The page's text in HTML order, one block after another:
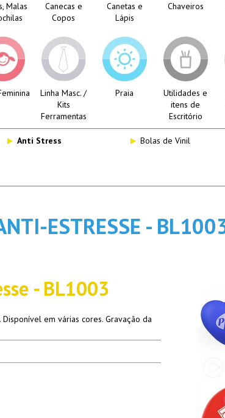
Malas
Canecas e
Copos
Canetas e
Lápis
Chaveiros
Linha Masc. /
Kits
Ferramentas
Praia
Utilidades e
itens de
Escritório
Anti Stress Bolas de Vinil
ESTRESSE -
- BL1003
em várias cores. Gravação da